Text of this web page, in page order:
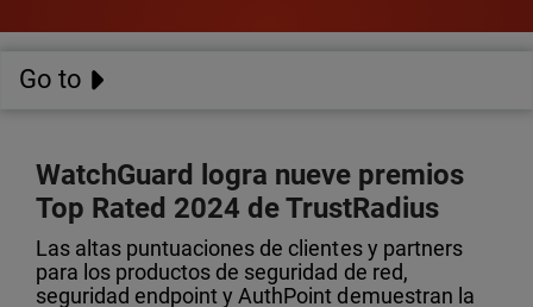
Go to
WatchGuard logra nueve premios
Top Rated 2024 de TrustRadius
Las altas puntuaciones de clientes y partners
para los productos de seguridad de red,
seguridad endpoint y AuthPoint demuestran la